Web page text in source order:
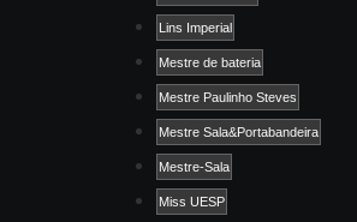
Lins Imperial
Mestre de bateria
Mestre Paulinho Steves
Mestre Sala&Portabandeira
Mestre-Sala
Miss UESP